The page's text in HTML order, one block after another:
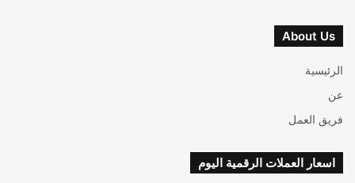
About Us
الرئيسية
عن
فريق العمل
اسعار العملات الرقمية اليوم